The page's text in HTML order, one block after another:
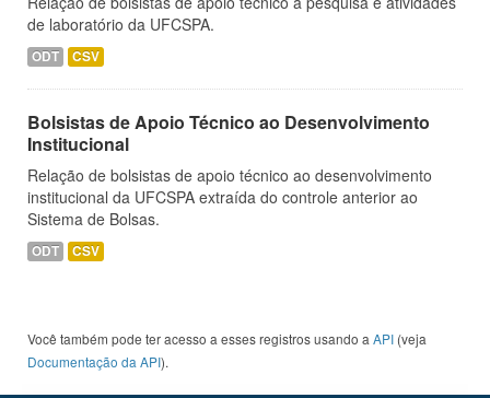
de laboratório da UFCSPA.
ODT CSV
Bolsistas de Apoio Técnico ao Desenvolvimento
Institucional
Relação de bolsistas de apoio técnico ao desenvolvimento
institucional da UFCSPA extraída do controle anterior ao
Sistema de Bolsas.
ODT CSV
Você também pode ter acesso a esses registros usando a API (veja
Documentação da API).